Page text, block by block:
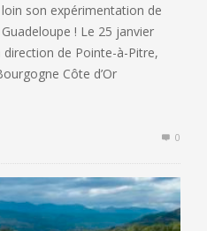
son expérimentation de
! Le 25 janvier
de Pointe-à-Pitre,
Côte d’Or
0